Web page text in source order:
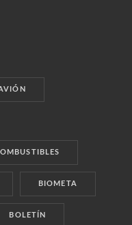
BIOMETA
BOLETÍN